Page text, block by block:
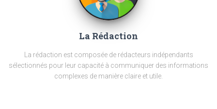
La Rédaction
La rédaction est composée de rédacteurs indépendants
sélectionnés pour leur capacité à communiquer des informations
complexes de manière claire et utile.